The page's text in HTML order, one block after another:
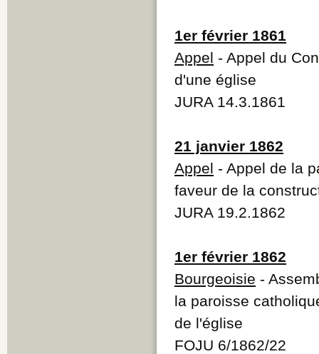
1er février 1861
Appel - Appel du
d'une église
JURA 14.3.1861
21 janvier 1862
Appel - Appel de la
faveur de la
JURA 19.2.1862
1er février 1862
Bourgeoisie -
la paroisse
de l'église
FOJU 6/1862/22